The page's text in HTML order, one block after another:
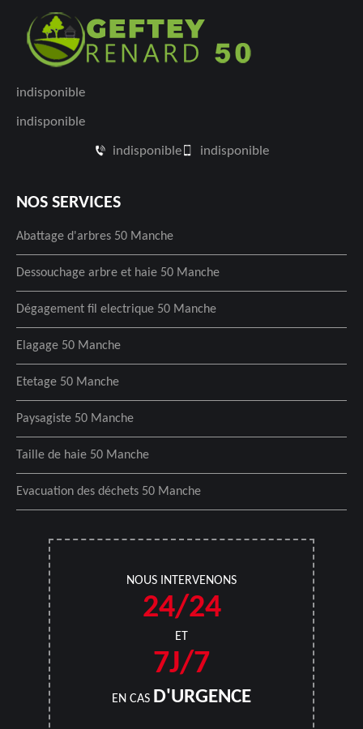
indisponible
indisponible
indisponible indisponible
NOS SERVICES
Abattage d'arbres 50 Manche
Dessouchage arbre et haie 50 Manche
Dégagement fil electrique 50 Manche
Elagage 50 Manche
Etetage 50 Manche
Paysagiste 50 Manche
Taille de haie 50 Manche
Evacuation des déchets 50 Manche
NOUS INTERVENONS
24/24
ET
7J/7
EN CAS D'URGENCE